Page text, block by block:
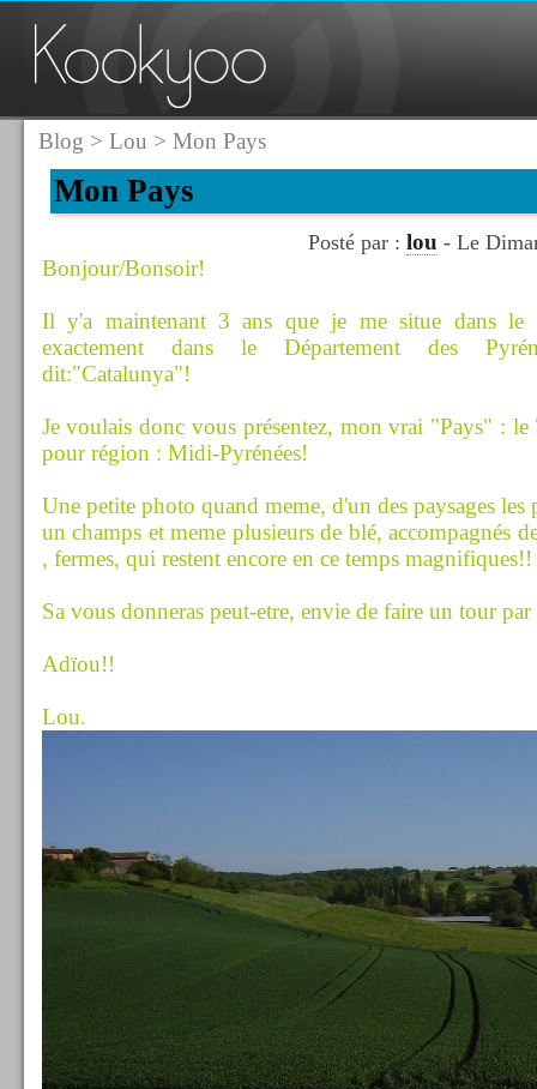
Blog > Lou > Mon Pays
Mon Pays
Posté par : lou - Le
Bonjour/Bonsoir!
Il y'a maintenant 3 ans que je me situe dans le
exactement dans le Département des
dit:"Catalunya"!
Je voulais donc vous présentez, mon vrai "Pays" :
pour région : Midi-Pyrénées!
Une petite photo quand meme, d'un des paysages les
un champs et meme plusieurs de blé, accompagnés
, fermes, qui restent encore en ce temps magnifiques!!
Sa vous donneras peut-etre, envie de faire un tour
Adïou!!
Lou.